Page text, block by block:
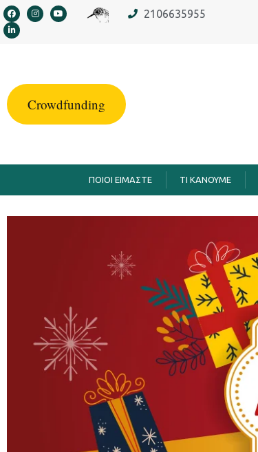
περιεχόμενο
2106635955
Crowdfunding
ΠΟΙΟΙ ΕΙΜΑΣΤΕ TI KANOYME